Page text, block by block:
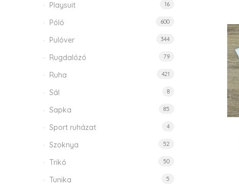
Playsuit 16
Póló 600
Pulóver 344
Rugdalózó 79
Ruha 421
Sál 8
Sapka 85
Sport ruházat 4
Szoknya 52
Trikó 50
Tunika 5